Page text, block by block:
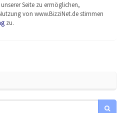
Seite zu ermöglichen,
von www.BizziNet.de stimmen
zu.